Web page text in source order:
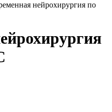
нейрохирургия по